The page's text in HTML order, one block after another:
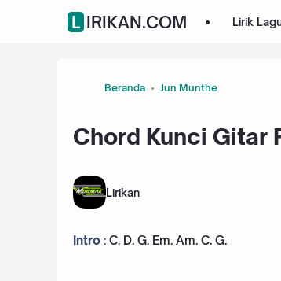
LIRIKAN.COM Lirik
Beranda Jun Munthe
Chord Kunci Gitar
Lirikan
Intro : C. D. G. Em. Am. C. G.